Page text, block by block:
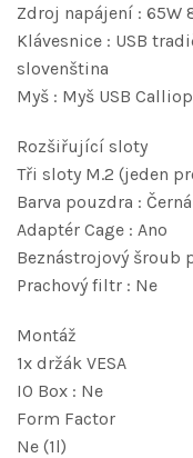
Zdroj napájení : 65W
Klávesnice : USB
slovenština
Myš : Myš USB
Rozšiřující sloty
Tři sloty M.2 (jeden
Barva pouzdra : Černá
Adaptér Cage : Ano
Beznástrojový šroub
Prachový filtr : Ne
Montáž
1x držák VESA
IO Box : Ne
Form Factor
Ne (1l)